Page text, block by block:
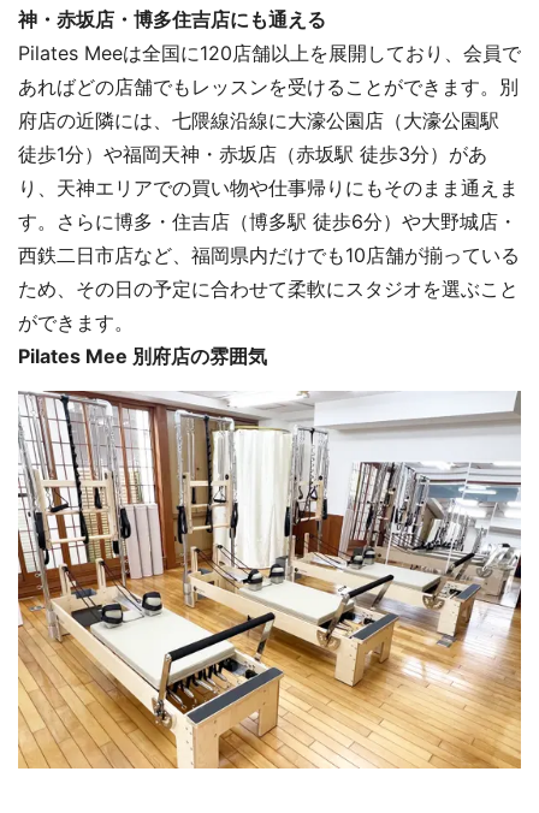
神・赤坂店・博多住吉店にも通える
Pilates Meeは全国に120店舗以上を展開しており、会員で
あればどの店舗でもレッスンを受けることができます。別
府店の近隣には、七隈線沿線に大濠公園店（大濠公園駅
徒歩1分）や福岡天神・赤坂店（赤坂駅 徒歩3分）があ
り、天神エリアでの買い物や仕事帰りにもそのまま通えま
す。さらに博多・住吉店（博多駅 徒歩6分）や大野城店・
西鉄二日市店など、福岡県内だけでも10店舗が揃っている
ため、その日の予定に合わせて柔軟にスタジオを選ぶこと
ができます。
Pilates Mee 別府店の雰囲気